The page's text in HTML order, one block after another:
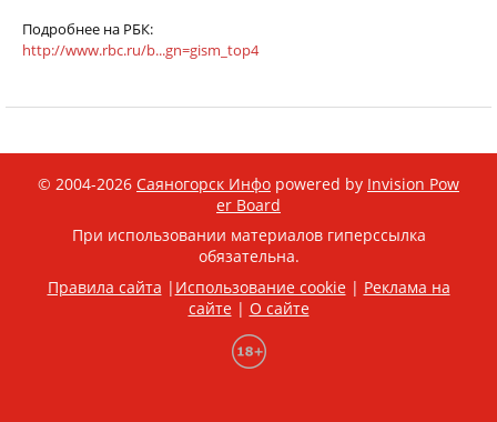
Подробнее на РБК:
http://www.rbc.ru/b...gn=gism_top4
© 2004-2026 Саяногорск Инфо powered by Invision Pow
er Board
При использовании материалов гиперссылка
обязательна.
Правила сайта | Использование cookie| Реклама на
сайте| О сайте